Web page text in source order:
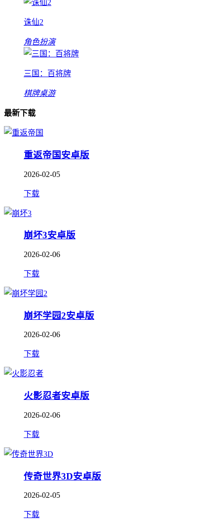
诛仙2
角色扮演
三国：百将牌
棋牌桌游
最新下载
重返帝国安卓版
2026-02-05
下载
崩坏3安卓版
2026-02-06
下载
崩坏学园2安卓版
2026-02-06
下载
火影忍者安卓版
2026-02-06
下载
传奇世界3D安卓版
2026-02-05
下载